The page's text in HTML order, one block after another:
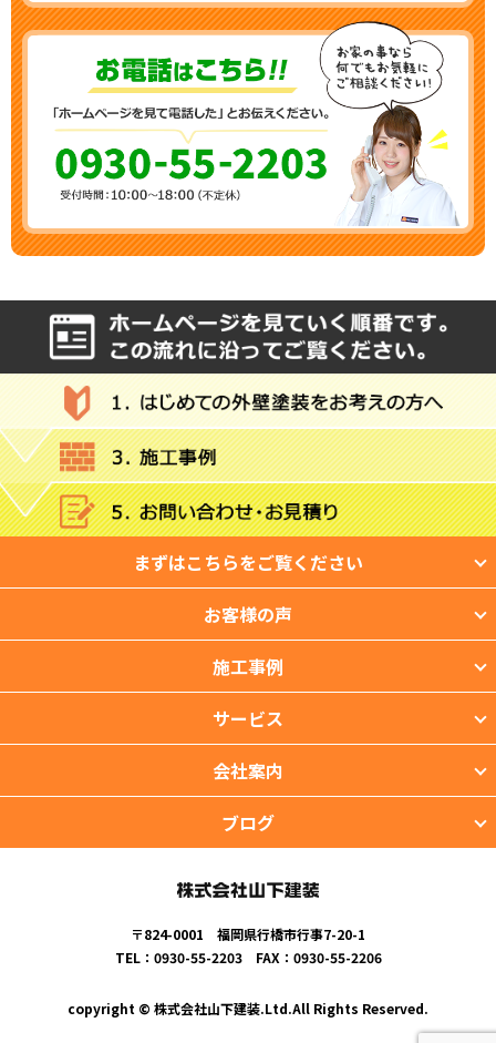
まずはこちらをご覧ください
お客様の声
施工事例
サービス
会社案内
ブログ
〒824-0001 福岡県行橋市行事7-20-1
TEL：0930-55-2203 FAX：0930-55-2206
copyright © 株式会社山下建装.Ltd.All Rights Reserved.